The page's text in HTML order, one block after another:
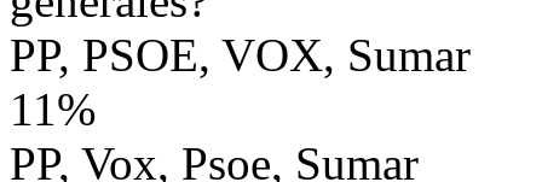
PP, PSOE, VOX, Sumar
11%
PP, Vox, Psoe, Sumar